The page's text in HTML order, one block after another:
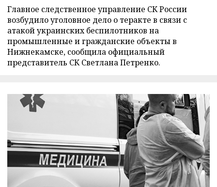
Главное следственное управление СК России
возбудило уголовное дело о теракте в связи с
атакой украинских беспилотников на
промышленные и гражданские объекты в
Нижнекамске, сообщила официальный
представитель СК Светлана Петренко.